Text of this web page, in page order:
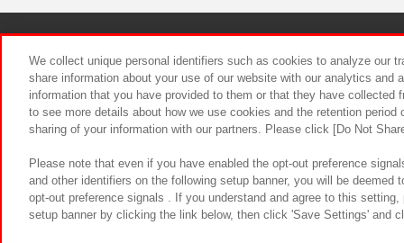
食品のご
We collect unique personal identifiers such as cookies to analyze our
share information about your use of our website with our analytics and
information that you have provided to them or that they have
to see more details about how we use cookies and the retention
sharing of your information with our partners. Please click [Do Not
Please note that even if you have enabled the opt-out preference
and other identifiers on the following setup banner, you will be
opt-out preference signals . If you understand and agree to this
setup banner by clicking the link below, then click 'Save Settings' and